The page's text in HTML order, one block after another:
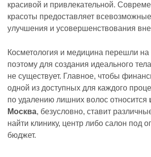
красивой и привлекательной.
красоты предоставляет
улучшения и усовершенствования
Косметология и медицина перешли
поэтому для создания идеального
не существует. Главное, чтобы
одной из доступных для каждого
по удалению лишних волос относится
Москва, безусловно, ставит
найти клинику, центр либо салон под
бюджет.